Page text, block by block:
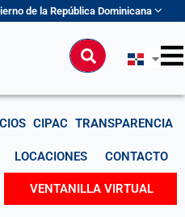
de la República Dominicana
Buscar
CIPAC TRANSPARENCIA
LOCACIONES CONTACTO
VENTANILLA VIRTUAL